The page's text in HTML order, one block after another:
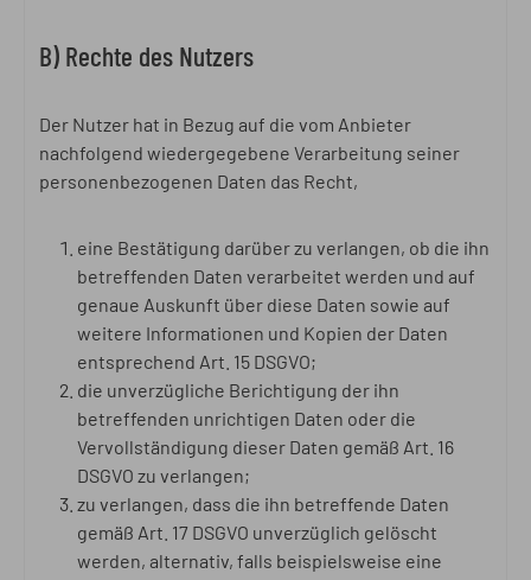
B) Rechte des Nutzers
Der Nutzer hat in Bezug auf die vom Anbieter
nachfolgend wiedergegebene Verarbeitung seiner
personenbezogenen Daten das Recht,
eine Bestätigung darüber zu verlangen, ob die ihn
betreffenden Daten verarbeitet werden und auf
genaue Auskunft über diese Daten sowie auf
weitere Informationen und Kopien der Daten
entsprechend Art. 15 DSGVO;
die unverzügliche Berichtigung der ihn
betreffenden unrichtigen Daten oder die
Vervollständigung dieser Daten gemäß Art. 16
DSGVO zu verlangen;
zu verlangen, dass die ihn betreffende Daten
gemäß Art. 17 DSGVO unverzüglich gelöscht
werden, alternativ, falls beispielsweise eine